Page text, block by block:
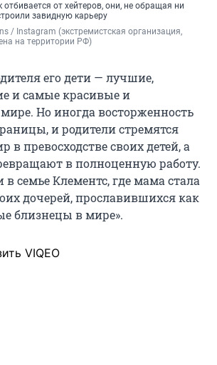
от хейтеров, они, не обращая ни
завидную карьеру
/ Instagram (экстремистская организация,
на территории РФ)
его дети — лучшие,
и самые красивые и
Но иногда восторженность
и родители стремятся
в превосходстве своих детей, а
в полноценную работу.
в семье Клементс, где мама стала
дочерей, прославившихся как
близнецы в мире».
VIQEO